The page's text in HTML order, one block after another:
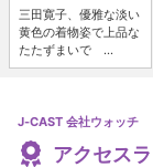
三田寛子、優雅な淡い
黄色の着物姿で上品な
たたずまいで ...
J-CAST 会社ウォッチ
アクセス